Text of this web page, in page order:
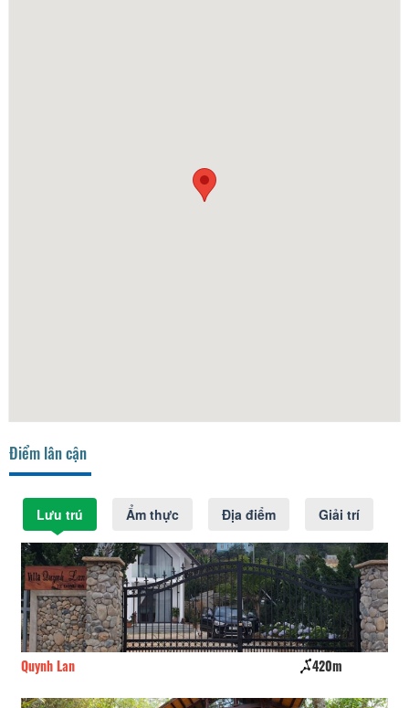
Điểm lân cận
Lưu trú Ẩm thực Địa điểm Giải trí
Quynh Lan 420m